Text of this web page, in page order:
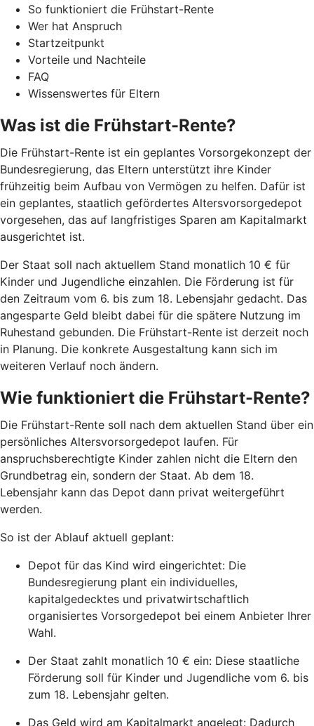
So funktioniert die Frühstart-Rente
Wer hat Anspruch
Startzeitpunkt
Vorteile und Nachteile
FAQ
Wissenswertes für Eltern
Was ist die Frühstart-Rente?
Die Frühstart-Rente ist ein geplantes Vorsorgekonzept der
Bundesregierung, das Eltern unterstützt ihre Kinder
frühzeitig beim Aufbau von Vermögen zu helfen. Dafür ist
ein geplantes, staatlich gefördertes Altersvorsorgedepot
vorgesehen, das auf langfristiges Sparen am Kapitalmarkt
ausgerichtet ist.
Der Staat soll nach aktuellem Stand monatlich 10 € für
Kinder und Jugendliche einzahlen. Die Förderung ist für
den Zeitraum vom 6. bis zum 18. Lebensjahr gedacht. Das
angesparte Geld bleibt dabei für die spätere Nutzung im
Ruhestand gebunden. Die Frühstart-Rente ist derzeit noch
in Planung. Die konkrete Ausgestaltung kann sich im
weiteren Verlauf noch ändern.
Wie funktioniert die Frühstart-Rente?
Die Frühstart-Rente soll nach dem aktuellen Stand über ein
persönliches Altersvorsorgedepot laufen. Für
anspruchsberechtigte Kinder zahlen nicht die Eltern den
Grundbetrag ein, sondern der Staat. Ab dem 18.
Lebensjahr kann das Depot dann privat weitergeführt
werden.
So ist der Ablauf aktuell geplant:
Depot für das Kind wird eingerichtet: Die
Bundesregierung plant ein individuelles,
kapitalgedecktes und privatwirtschaftlich
organisiertes Vorsorgedepot bei einem Anbieter Ihrer
Wahl.
Der Staat zahlt monatlich 10 € ein: Diese staatliche
Förderung soll für Kinder und Jugendliche vom 6. bis
zum 18. Lebensjahr gelten.
Das Geld wird am Kapitalmarkt angelegt: Dadurch